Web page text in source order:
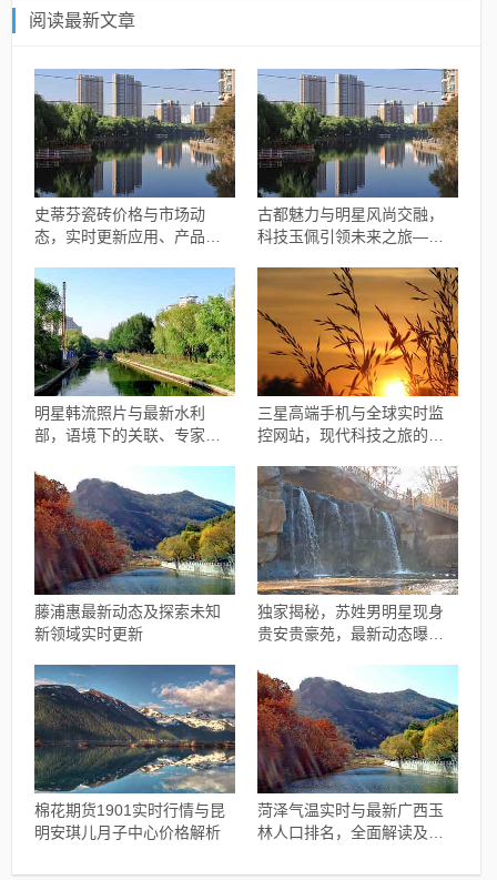
阅读最新文章
史蒂芬瓷砖价格与市场动
态，实时更新应用、产品亮
古都魅力与明星风尚交融，
科技玉佩引领未来之旅——
明星韩流照片与最新水利
部，语境下的关联、专家解
三星高端手机与全球实时监
控网站，现代科技之旅的神
藤浦惠最新动态及探索未知
新领域实时更新
独家揭秘，苏姓男明星现身
贵安贵豪苑，最新动态曝
棉花期货1901实时行情与昆
明安琪儿月子中心价格解析
菏泽气温实时与最新广西玉
林人口排名，全面解读及防